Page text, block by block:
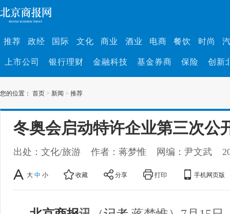
推荐 政经 国际 文化 商业 酒业 电商 餐饮 时尚
上市公司 银行理财 金融科技 基金券商 保险 创新
您的位置： 首页 > 新闻 > 推荐
冬奥会启动特许企业第三次公
出处：文化/旅游 作者：蒋梦惟 网编：尹文武
大 中 小 收藏 分享 打印 手机网页版